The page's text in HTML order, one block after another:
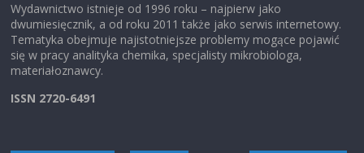
Wydawnictwo istnieje od 1996 roku – najpierw jako
dwumiesięcznik, a od roku 2011 także jako serwis internetowy.
Tematyka obejmuje najistotniejsze problemy mogące pojawić
się w pracy analityka chemika, specjalisty mikrobiologa,
materiałoznawcy.
ISSN 2720-6491